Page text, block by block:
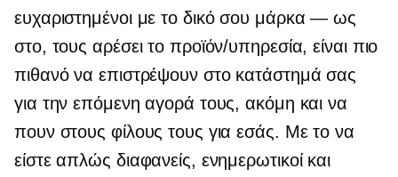
ευχαριστημένοι με το δικό σου μάρκα — ως
στο, τους αρέσει το προϊόν/υπηρεσία, είναι πιο
πιθανό να επιστρέψουν στο κατάστημά σας
για την επόμενη αγορά τους, ακόμη και να
πουν στους φίλους τους για εσάς. Με το να
είστε απλώς διαφανείς, ενημερωτικοί και